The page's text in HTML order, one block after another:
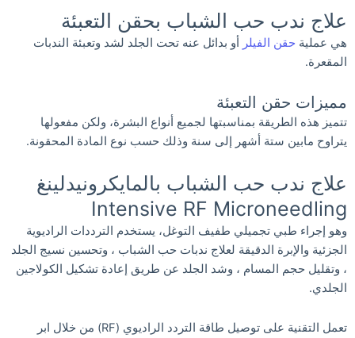
علاج ندب حب الشباب بحقن التعبئة
هي عملية حقن الفيلر
أو بدائل عنه تحت الجلد لشد وتعبئة الندبات
المقعرة.
مميزات حقن التعبئة
تتميز هذه الطريقة بمناسبتها لجميع أنواع البشرة، ولكن مفعولها
يتراوح مابين ستة أشهر إلى سنة وذلك حسب نوع المادة المحقونة.
علاج ندب حب الشباب بالمايكرونيدلينغ
Intensive RF Microneedling
وهو إجراء طبي تجميلي طفيف التوغل، يستخدم الترددات الراديوية
الجزئية والإبرة الدقيقة لعلاج ندبات حب الشباب ، وتحسين نسيج الجلد
، وتقليل حجم المسام ، وشد الجلد عن طريق إعادة تشكيل الكولاجين
الجلدي.
تعمل التقنية على توصيل طاقة التردد الراديوي (RF) من خلال ابر